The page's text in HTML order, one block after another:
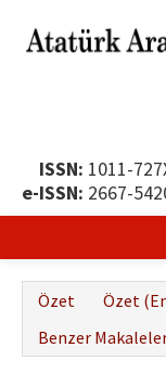
ISSN: 1011-
e-ISSN: 2667-
Yayın Politikası
Özet Özet
Benzer